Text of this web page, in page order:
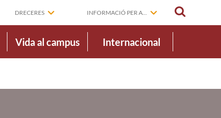
DRECERES INFORMACIÓ PER A...
Vida al campus Internacional